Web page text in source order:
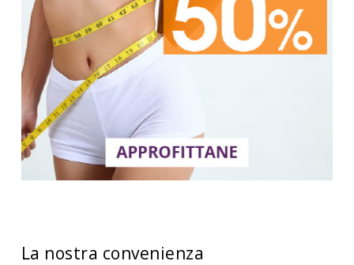
La nostra convenienza